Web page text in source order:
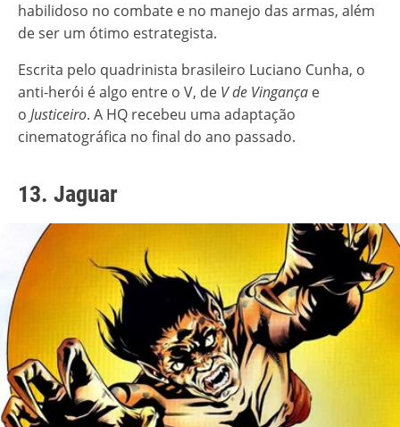
habilidoso no combate e no manejo das armas, além
de ser um ótimo estrategista.
Escrita pelo quadrinista brasileiro Luciano Cunha, o
anti-herói é algo entre o V, de V de Vingança e
o Justiceiro. A HQ recebeu uma adaptação
cinematográfica no final do ano passado.
13. Jaguar